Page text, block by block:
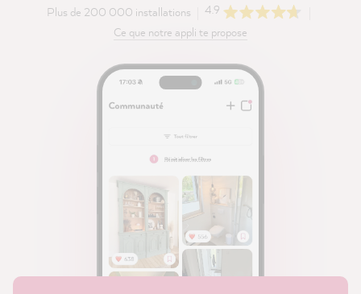
Plus de 200 000 installations
4.9
Ce que notre appli te propose